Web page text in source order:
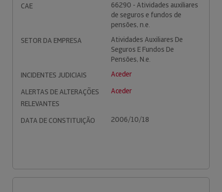
CAE
66290 - Atividades auxiliares
de seguros e fundos de
pensões, n.e.
SETOR DA EMPRESA
Atividades Auxiliares De
Seguros E Fundos De
Pensões, N.e.
INCIDENTES JUDICIAIS
Aceder
ALERTAS DE ALTERAÇÕES
RELEVANTES
Aceder
DATA DE CONSTITUIÇÃO 2006/10/18